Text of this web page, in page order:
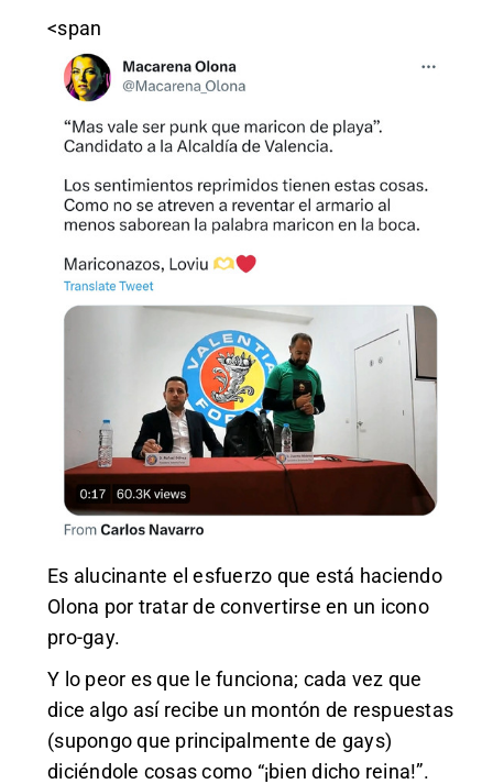
<span
Es alucinante el esfuerzo que está haciendo
Olona por tratar de convertirse en un icono
pro-gay.
Y lo peor es que le funciona; cada vez que
dice algo así recibe un montón de respuestas
(supongo que principalmente de gays)
diciéndole cosas como “¡bien dicho reina!”.